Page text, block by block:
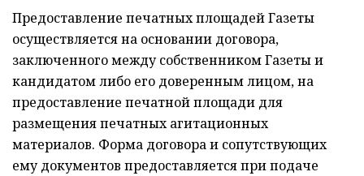
Предоставление печатных площадей Газеты
осуществляется на основании договора,
заключенного между собственником Газеты и
кандидатом либо его доверенным лицом, на
предоставление печатной площади для
размещения печатных агитационных
материалов. Форма договора и сопутствующих
ему документов предоставляется при подаче